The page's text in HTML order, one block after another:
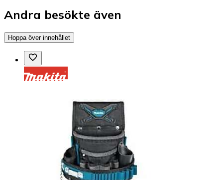
Andra besökte även
Hoppa över innehållet